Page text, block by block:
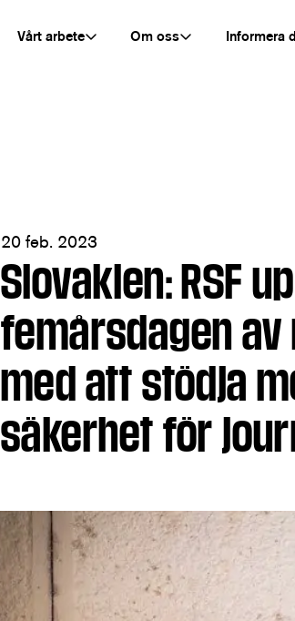
Vårt arbete Om oss Informera
20 feb. 2023
Slovakien: RSF
femårsdagen av
med att stödja
säkerhet för